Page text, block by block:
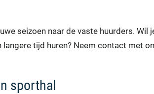
seizoen naar de vaste huurders. Wil
tijd huren? Neem contact met
sporthal